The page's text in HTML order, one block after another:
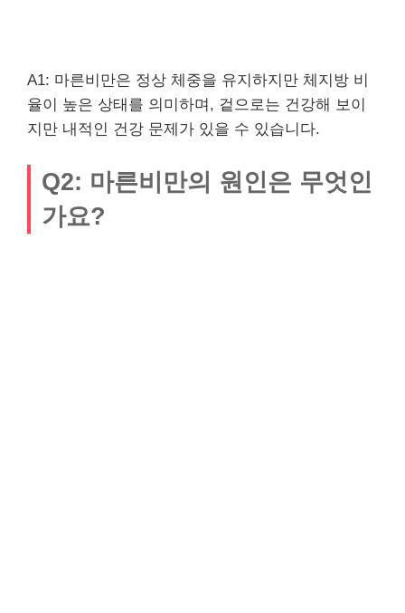
A1: 마른비만은 정상 체중을 유지하지만 체지방 비
율이 높은 상태를 의미하며, 겉으로는 건강해 보이
지만 내적인 건강 문제가 있을 수 있습니다.
Q2: 마른비만의 원인은 무엇인
가요?